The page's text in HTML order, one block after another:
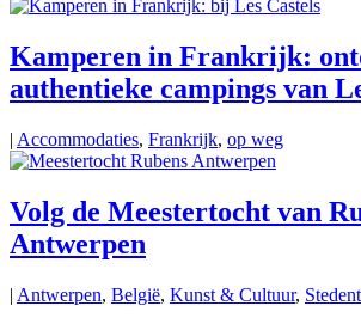
Kamperen in Frankrijk:
authentieke campings van
| Accommodaties, Frankrijk, op weg
Volg de Meestertocht van
Antwerpen
| Antwerpen, België, Kunst & Cultuur,